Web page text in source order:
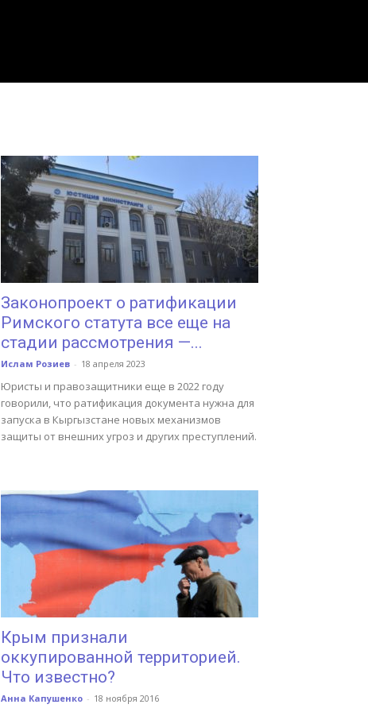
Законопроект о ратификации
Римского статута все еще на
стадии рассмотрения —...
Ислам Розиев - 18 апреля 2023
Юристы и правозащитники еще в 2022 году
говорили, что ратификация документа нужна для
запуска в Кыргызстане новых механизмов
защиты от внешних угроз и других преступлений.
Крым признали
оккупированной территорией.
Что известно?
Анна Капушенко - 18 ноября 2016